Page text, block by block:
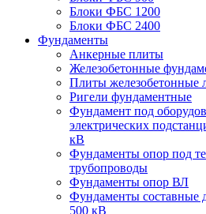
Блоки ФБС 1200
Блоки ФБС 2400
Фундаменты
Анкерные плиты
Железобетонные
Плиты железобетонные
Ригели фундаментные
Фундамент под
электрических
кВ
Фундаменты опор под
трубопроводы
Фундаменты опор ВЛ
Фундаменты составные
500 кВ